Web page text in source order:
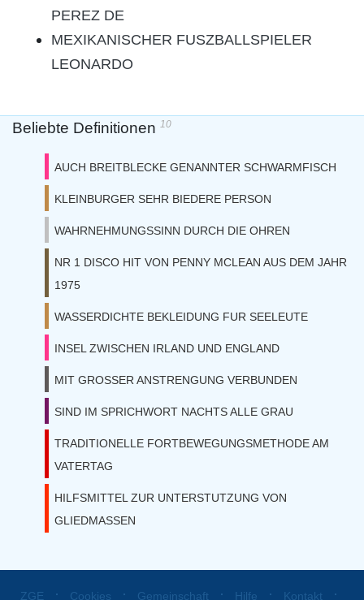
PEREZ DE
MEXIKANISCHER FUSZBALLSPIELER
LEONARDO
Beliebte Definitionen 10
AUCH BREITBLECKE GENANNTER SCHWARMFISCH
KLEINBURGER SEHR BIEDERE PERSON
WAHRNEHMUNGSSINN DURCH DIE OHREN
NR 1 DISCO HIT VON PENNY MCLEAN AUS DEM JAHR
1975
WASSERDICHTE BEKLEIDUNG FUR SEELEUTE
INSEL ZWISCHEN IRLAND UND ENGLAND
MIT GROSSER ANSTRENGUNG VERBUNDEN
SIND IM SPRICHWORT NACHTS ALLE GRAU
TRADITIONELLE FORTBEWEGUNGSMETHODE AM
VATERTAG
HILFSMITTEL ZUR UNTERSTUTZUNG VON
GLIEDMASSEN
ZGE ⋅ Cookies ⋅ Gemeinschaft ⋅ Hilfe ⋅ Kontakt ⋅